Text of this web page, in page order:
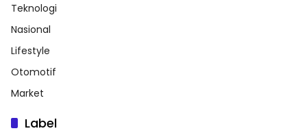
Teknologi
Nasional
Lifestyle
Otomotif
Market
Label